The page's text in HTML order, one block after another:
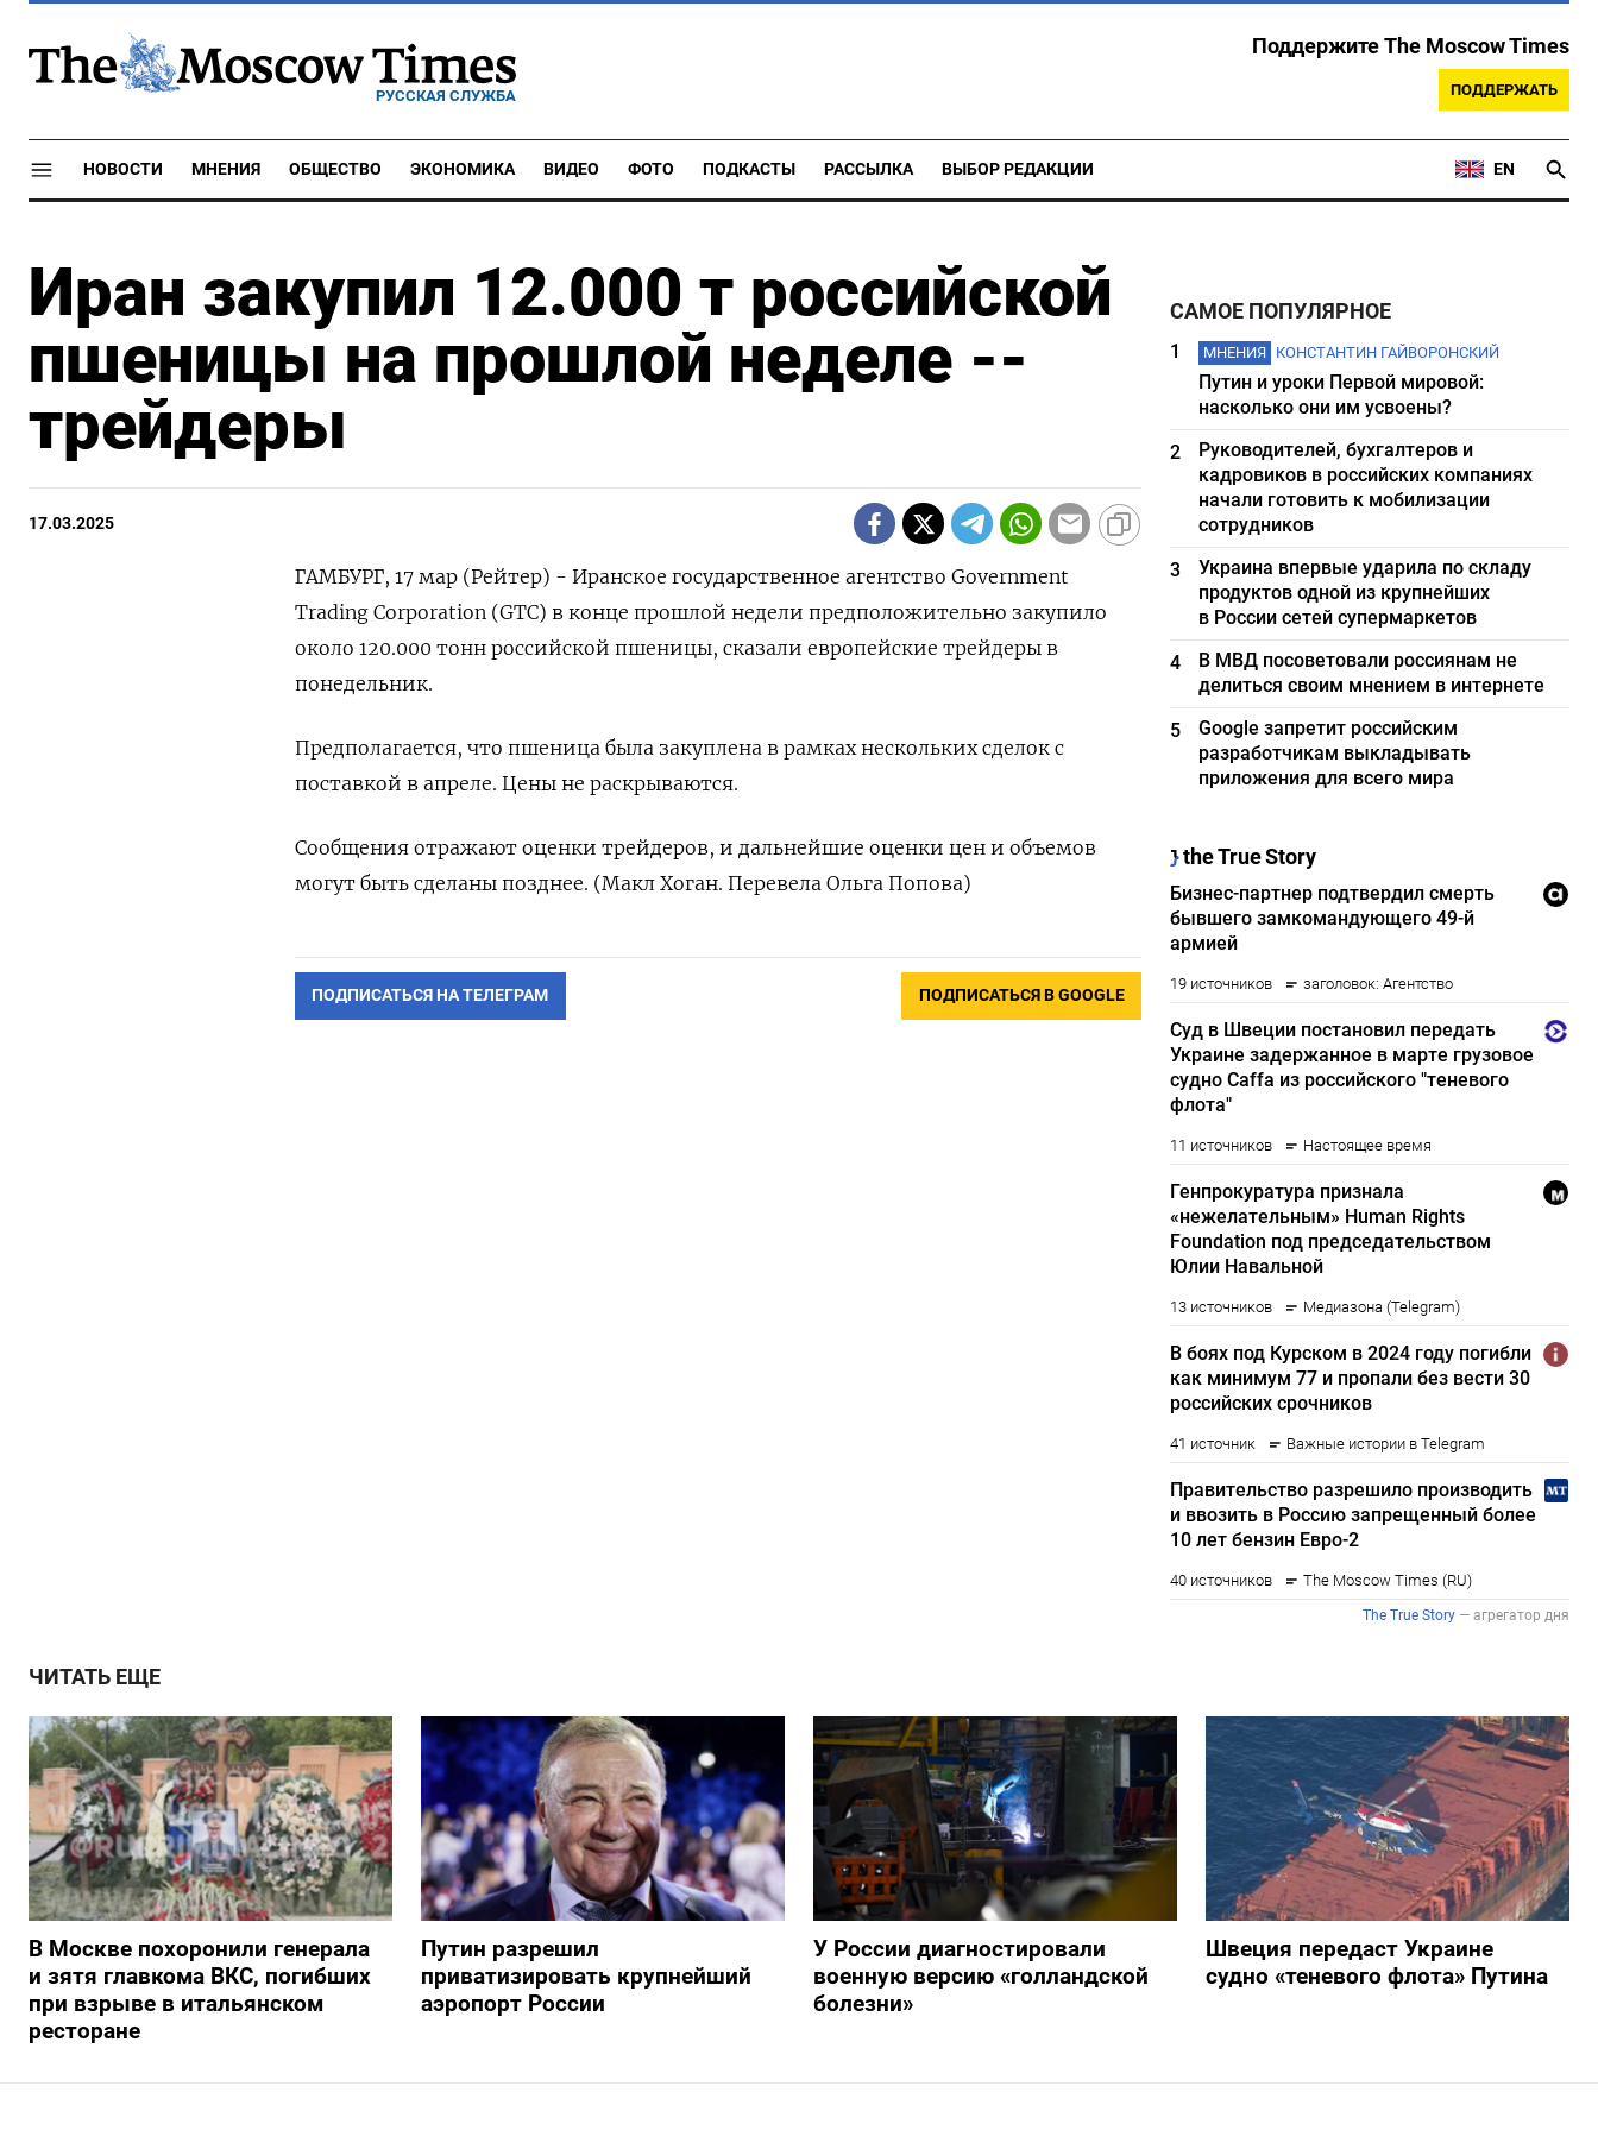
РУССКАЯ СЛУЖБА
Поддержите The Moscow Times
ПОДДЕРЖАТЬ
НОВОСТИ МНЕНИЯ ОБЩЕСТВО ЭКОНОМИКА ВИДЕО ФОТО ПОДКАСТЫ РАССЫЛКА ВЫБОР РЕДАКЦИИ EN
Иран закупил 12.000 т российской
пшеницы на прошлой неделе --
трейдеры
17.03.2025
ГАМБУРГ, 17 мар (Рейтер) - Иранское государственное агентство Government
Trading Corporation (GTC) в конце прошлой недели предположительно закупило
около 120.000 тонн российской пшеницы, сказали европейские трейдеры в
понедельник.
Предполагается, что пшеница была закуплена в рамках нескольких сделок с
поставкой в апреле. Цены не раскрываются.
Сообщения отражают оценки трейдеров, и дальнейшие оценки цен и объемов
могут быть сделаны позднее. (Макл Хоган. Перевела Ольга Попова)
ПОДПИСАТЬСЯ НА ТЕЛЕГРАМ ПОДПИСАТЬСЯ В GOOGLE
САМОЕ ПОПУЛЯРНОЕ
1 МНЕНИЯ КОНСТАНТИН ГАЙВОРОНСКИЙ
Путин и уроки Первой мировой:
насколько они им усвоены?
2
Руководителей, бухгалтеров и
кадровиков в российских компаниях
начали готовить к мобилизации
сотрудников
3
Украина впервые ударила по складу
продуктов одной из крупнейших
в России сетей супермаркетов
4
В МВД посоветовали россиянам не
делиться своим мнением в интернете
5
Google запретит российским
разработчикам выкладывать
приложения для всего мира
ЧИТАТЬ ЕЩЕ
В Москве похоронили генерала
и зятя главкома ВКС, погибших
при взрыве в итальянском
ресторане
Путин разрешил
приватизировать крупнейший
аэропорт России
У России диагностировали
военную версию «голландской
болезни»
Швеция передаст Украине
судно «теневого флота» Путина